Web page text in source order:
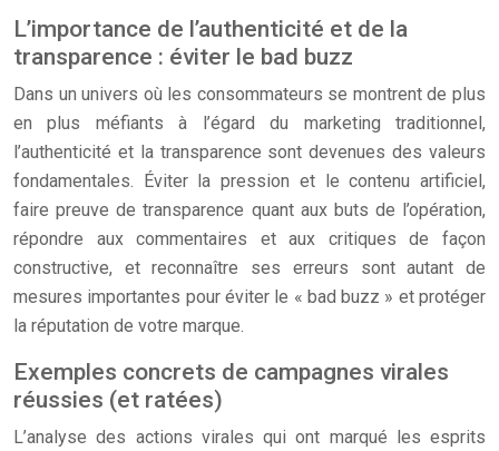
L’importance de l’authenticité et de la
transparence : éviter le bad buzz
Dans un univers où les consommateurs se montrent de plus
en plus méfiants à l’égard du marketing traditionnel,
l’authenticité et la transparence sont devenues des valeurs
fondamentales. Éviter la pression et le contenu artificiel,
faire preuve de transparence quant aux buts de l’opération,
répondre aux commentaires et aux critiques de façon
constructive, et reconnaître ses erreurs sont autant de
mesures importantes pour éviter le « bad buzz » et protéger
la réputation de votre marque.
Exemples concrets de campagnes virales
réussies (et ratées)
L’analyse des actions virales qui ont marqué les esprits